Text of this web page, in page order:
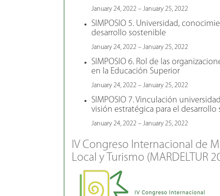
January 24, 2022 – January 25, 2022
SIMPOSIO 5. Universidad,
desarrollo sostenible
January 24, 2022 – January 25, 2022
SIMPOSIO 6. Rol de las
en la Educación Superior
January 24, 2022 – January 25, 2022
SIMPOSIO 7. Vinculación
visión estratégica para el desarrollo
January 24, 2022 – January 25, 2022
IV Congreso Internacional de
Local y Turismo (MARDELTUR